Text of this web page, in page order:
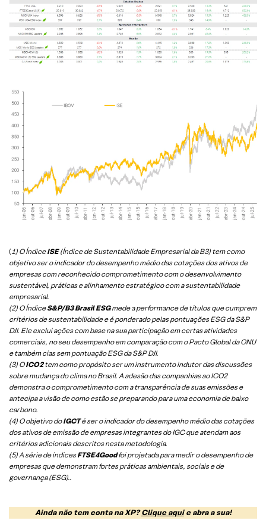
( 1) O ÍndiceISE(Índice de Sustentabilidade Empresarial da B3) tem como
objetivo ser o indicador do desempenho médio das cotações dos ativos de
empresas com reconhecido comprometimento com o desenvolvimento
sustentável, práticas e alinhamento estratégico com a sustentabilidade
empresarial.
(2) O ÍndiceS&P/B3 Brasil ESGmede a performance de títulos que cumprem
critérios de sustentabilidade e é ponderado pelas pontuações ESG da S&P
DJI. Ele exclui ações com base na sua participação em certas atividades
comerciais, no seu desempenho em comparação com o Pacto Global da ONU
e também cias sem pontuação ESG da S&P DJI.
(3) OICO2tem como propósito ser um instrumento indutor das discussões
sobre mudança do clima no Brasil. A adesão das companhias ao ICO2
demonstra o comprometimento com a transparência de suas emissões e
antecipa a visão de como estão se preparando para uma economia de baixo
carbono.
(4) O objetivo doIGCTé ser o indicador do desempenho médio das cotações
dos ativos de emissão de empresas integrantes do IGC que atendam aos
critérios adicionais descritos nesta metodologia.
(5) A série de índicesFTSE4Goodfoi projetada para medir o desempenho de
empresas que demonstram fortes práticas ambientais, sociais e de
governança (ESG)..
Ainda não tem conta na XP?Clique aquie abra a sua!